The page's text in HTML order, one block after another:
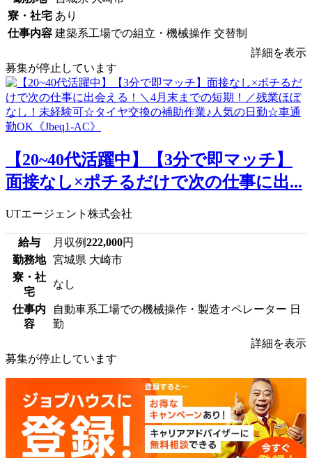
寮・社宅 あり
仕事内容 建築系工場での組立・機械操作 交替制
詳細を表示
募集が停止しています
【20~40代活躍中】【3分で即マッチ】
面接なし×ポチるだけで次の仕事に出...
UTエージェント株式会社
給与 月収例222,000円
勤務地
宮城県 大崎市
寮・社
宅
なし
仕事内
容
自動車系工場での機械操作・製造オペレーター 日
勤
詳細を表示
募集が停止しています